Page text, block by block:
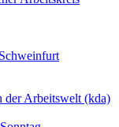
Arbeitswelt (kda)